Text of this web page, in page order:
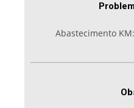
Abastecimento